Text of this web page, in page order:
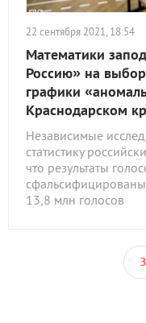
22 сентября 2021, 18:54
Математики
Россию» на
графики
Краснодарском
Независимые
статистику
что результаты
13,8 млн голосов